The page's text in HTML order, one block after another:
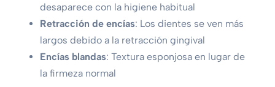
desaparece con la higiene habitual
Retracción de encías: Los dientes se ven más
largos debido a la retracción gingival
Encías blandas: Textura esponjosa en lugar de
la firmeza normal